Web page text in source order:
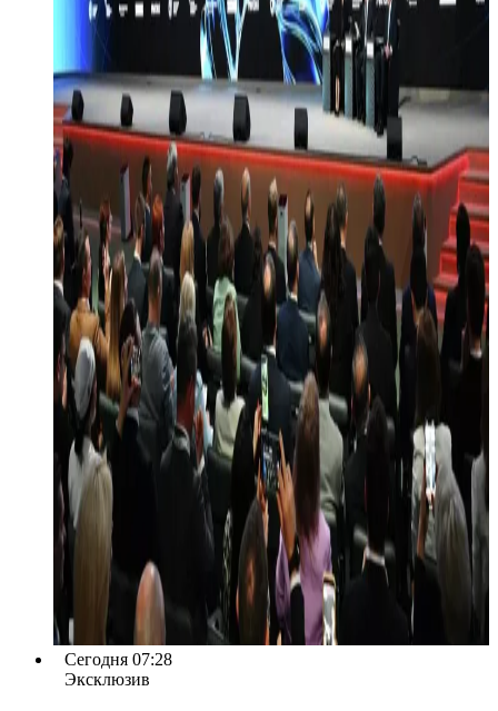
Сегодня 07:28
Эксклюзив